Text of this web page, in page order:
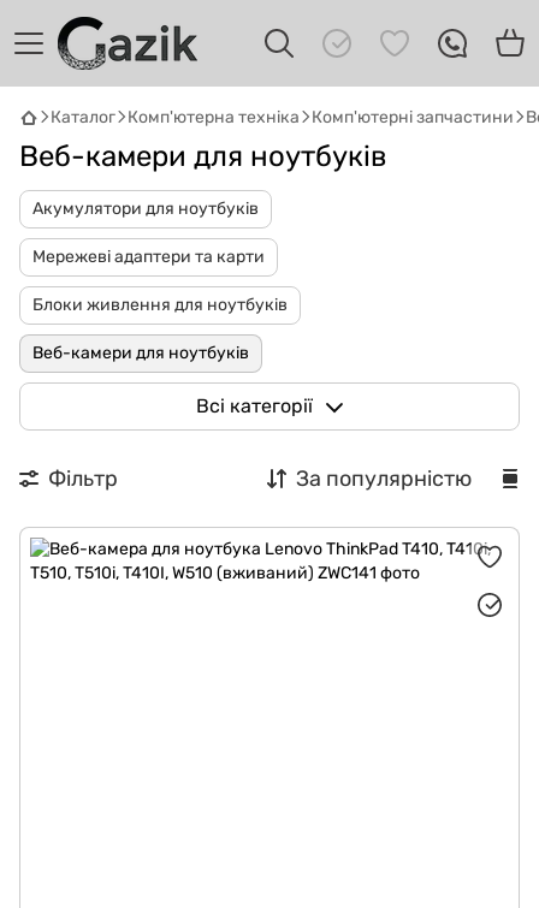
Каталог Комп'ютерна техніка Комп'ютерні запчастини
Веб-камери для ноутбуків
Акумулятори для ноутбуків
Мережеві адаптери та карти
Блоки живлення для ноутбуків
Веб-камери для ноутбуків
Вентилятори для ноутбуків Клавіатури для ноутбуків
Динаміки для ноутбука
Роз'єми живлення для ноутбуків
Всі категорії
Фільтр За популярністю
GAZIKAI
Онлайн · пошук техніки
Привіт! 👋 Я Gazik AI — допоможу
підібрати вживану комп'ютерну техніку.